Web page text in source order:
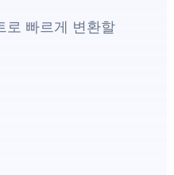
로 빠르게 변환할